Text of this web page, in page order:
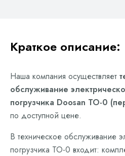
Краткое описание:
Наша компания осуществляет
обслуживание
погрузчика Doosan ТО-0
по доступной цене.
В техническое обслуживание
погрузчика ТО-0 входит: